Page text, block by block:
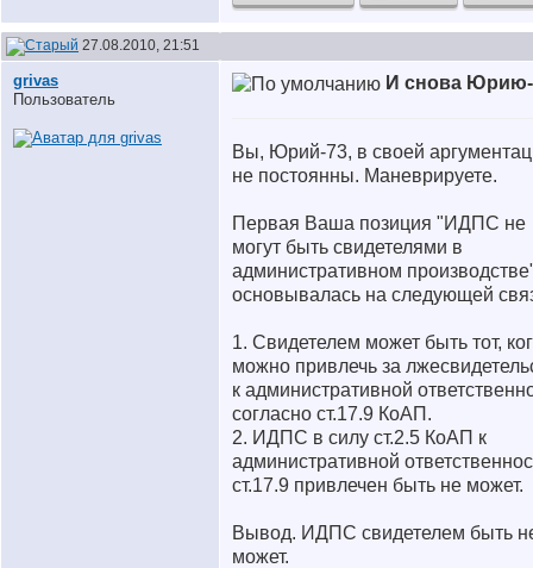
27.08.2010, 21:51
grivas
Пользователь
И снова
Вы, Юрий-73, в своей
не постоянны. Маневрируете.
Первая Ваша позиция "ИДПС не
могут быть свидетелями в
административном
основывалась на следующей
1. Свидетелем может быть тот,
можно привлечь за
к административной
согласно ст.17.9 КоАП.
2. ИДПС в силу ст.2.5 КоАП к
административной
ст.17.9 привлечен быть не может.
Вывод. ИДПС свидетелем быть
может.